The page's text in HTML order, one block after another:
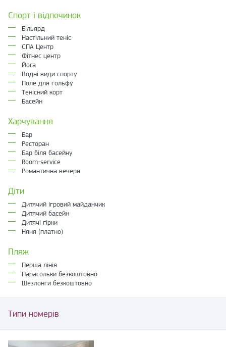
Спорт і відпочинок
Більярд
Настільний теніс
СПА Центр
Фітнес центр
Йога
Водні види спорту
Поле для гольфу
Тенісний корт
Басейн
Харчування
Бар
Ресторан
Бар біля басейну
Room-service
Романтична вечеря
Діти
Дитячий ігровий майданчик
Дитячий басейн
Дитячі гірки
Няня (платно)
Пляж
Перша лінія
Парасольки безкоштовно
Шезлонги безкоштовно
Типи номерів